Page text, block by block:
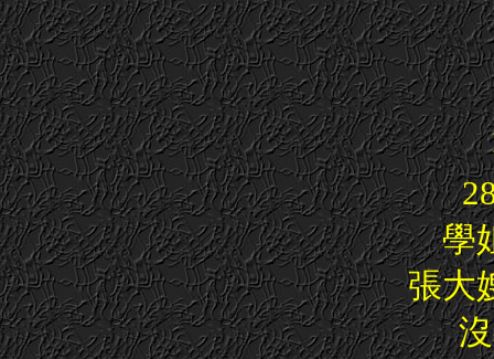
學
張大